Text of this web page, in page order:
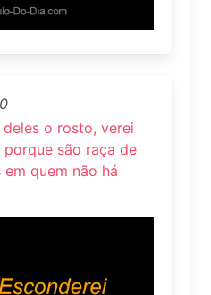
deles o rosto, verei
são raça de
quem não há